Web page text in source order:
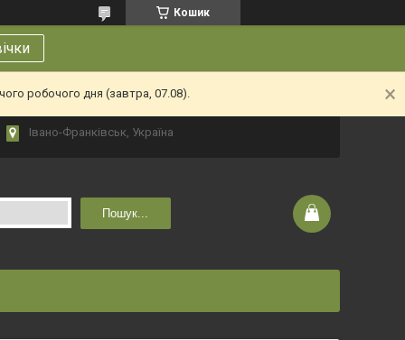
Кошик
робочого дня (завтра, 07.08).
Івано-Франківськ, Україна
Пошук...